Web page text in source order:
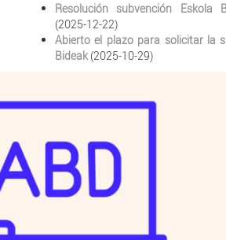
Resolución subvención Eskola
(2025-12-22)
Abierto el plazo para solicitar la
Bideak(2025-10-29)